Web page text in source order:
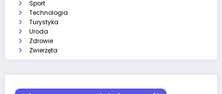
Sport
Technologia
Turystyka
Uroda
Zdrowie
Zwierzęta